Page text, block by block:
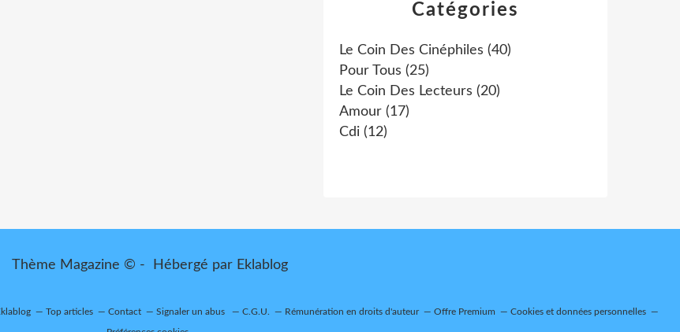
Catégories
Le Coin Des Cinéphiles (40)
Pour Tous (25)
Le Coin Des Lecteurs (20)
Amour (17)
Cdi (12)
Thème Magazine © - Hébergé par Eklablog
Top articles Contact Signaler un abus C.G.U. Rémunération en droits d'auteur Offre Premium Cookies et données personnelles